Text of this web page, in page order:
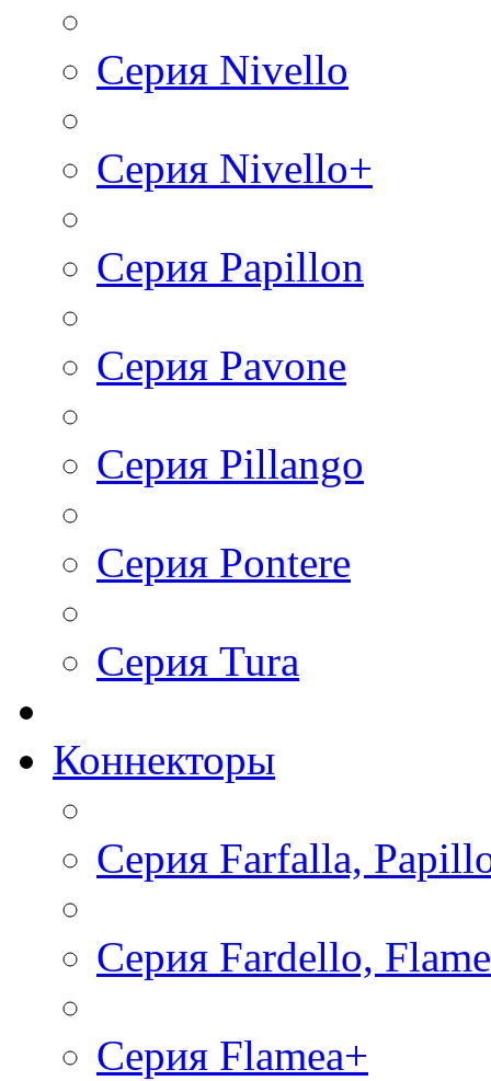
Серия Nivello
Серия Nivello+
Серия Papillon
Серия Pavone
Серия Pillango
Серия Pontere
Серия Tura
Коннекторы
Серия Farfalla,
Серия Fardello,
Серия Flаmea+